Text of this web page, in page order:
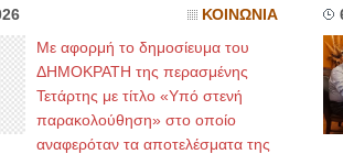
ΚΟΙΝΩΝΙΑ
Με αφορμή το δημοσίευμα του
ΔΗΜΟΚΡΑΤΗ της περασμένης
Τετάρτης με τίτλο «Υπό στενή
παρακολούθηση» στο οποίο
αναφερόταν τα αποτελέσματα της